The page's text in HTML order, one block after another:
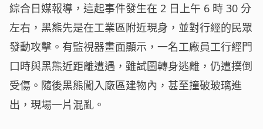
綜合日媒報導，這起事件發生在 2 日上午 6 時 30 分
左右，黑熊先是在工業區附近現身，並對行經的民眾
發動攻擊。有監視器畫面顯示，一名工廠員工行經門
口時與黑熊近距離遭遇，雖試圖轉身逃離，仍遭撲倒
受傷。隨後黑熊闖入廠區建物內，甚至撞破玻璃進
出，現場一片混亂。